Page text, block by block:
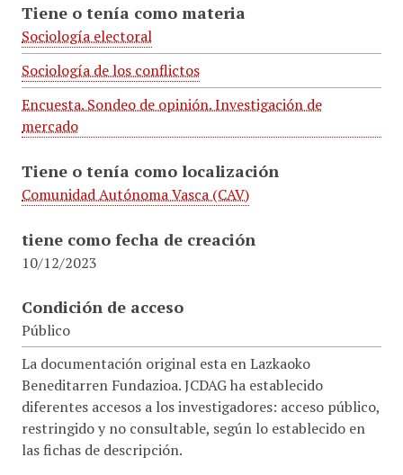
Tiene o tenía como materia
Sociología electoral
Sociología de los conflictos
Encuesta. Sondeo de opinión. Investigación de
mercado
Tiene o tenía como localización
Comunidad Autónoma Vasca (CAV)
tiene como fecha de creación
10/12/2023
Condición de acceso
Público
La documentación original esta en Lazkaoko
Beneditarren Fundazioa. JCDAG ha establecido
diferentes accesos a los investigadores: acceso público,
restringido y no consultable, según lo establecido en
las fichas de descripción.